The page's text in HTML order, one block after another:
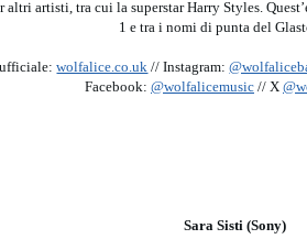
altri artisti, tra cui la superstar Harry Styles.
1 e tra i nomi di punta del
wolfalice.co.uk // Instagram:
Facebook: @wolfalicemusic // X
Sara Sisti (Sony)